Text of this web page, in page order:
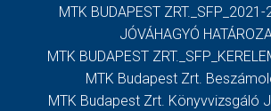
MTK BUDAPEST
JÓVÁHAGYÓ
MTK BUDAPEST
MTK Budapest Zrt.
MTK Budapest Zrt. Könyvvizsgáló